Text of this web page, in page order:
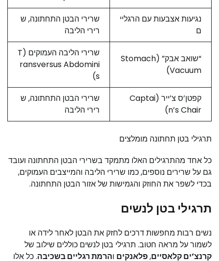
נגיעות אצבעות עם הרגליי
ם
שרירי הבטן התחתונה, ש
רירי הליבה
“שואב אבק” (Stomach
Vacuum)
שרירי הליבה העמוקים (T
ransversus Abdomini
s)
קפטן’ס צ’ייר (Captai
n’s Chair)
שרירי הבטן התחתונה, ש
רירי הליבה
תרגילי בטן תחתונה מומלצים
כל אחד מהתרגילים האלו מתמקד בשרירי הבטן התחתונה ועובד
גם על שרירים נוספים, כמו שרירי הליבה והמייצבים העמוקים,
בכדי לשפר את החוזק והגמישות של אזור הבטן התחתונה.
תרגילי בטן לנשים
נשים רבות מחפשות דרכים לחזק את הבטן לאחר לידה או
לשמור על מראה חטוב. תרגילי בטן לנשים כוללים שילוב של
קרנצ’ים קלאסיים,פלאנקים והרמת רגליים בשכיבה. כל אלו